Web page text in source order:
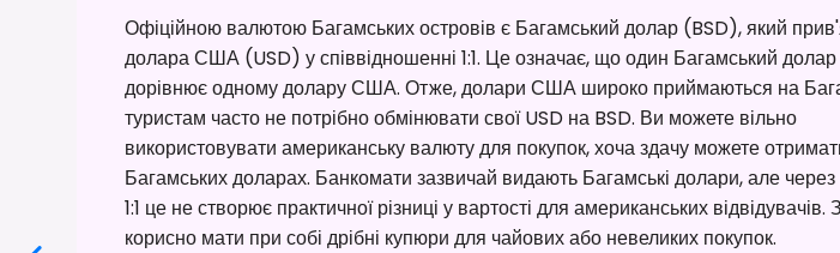
Офіційною валютою Багамських островів є Багамський долар (BSD), який
долара США (USD) у співвідношенні 1:1. Це означає, що один Багамський
дорівнює одному долару США. Отже, долари США широко приймаються на
туристам часто не потрібно обмінювати свої USD на BSD. Ви можете вільно
використовувати американську валюту для покупок, хоча здачу можете
Багамських доларах. Банкомати зазвичай видають Багамські долари, але через
1:1 це не створює практичної різниці у вартості для американських
корисно мати при собі дрібні купюри для чайових або невеликих покупок.